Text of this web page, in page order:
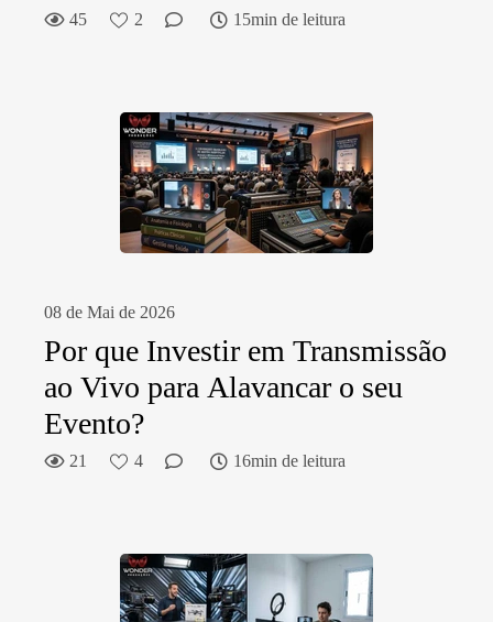
45 2 15min de leitura
08 de Mai de 2026
Por que Investir em Transmissão
ao Vivo para Alavancar o seu
Evento?
21 4 16min de leitura